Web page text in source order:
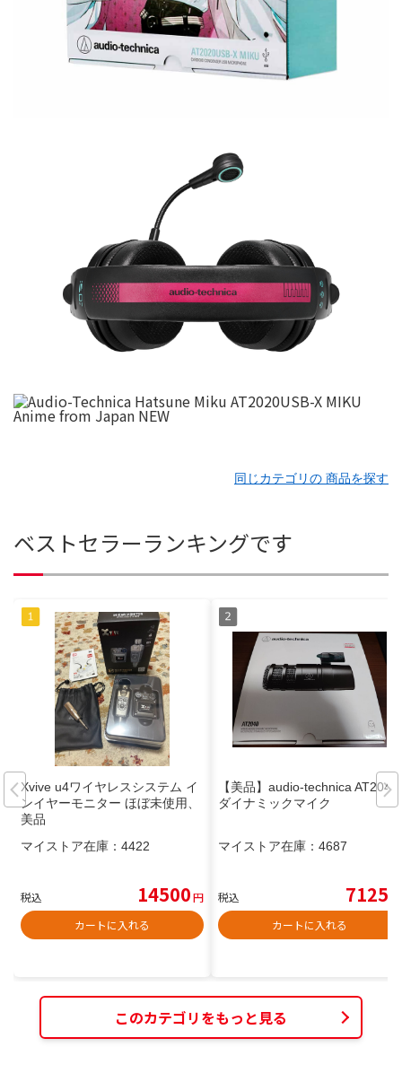
同じカテゴリの 商品を探す
ベストセラーランキングです
Xvive u4ワイヤレスシステム イ
ンイヤーモニター ほぼ未使用、
美品
マイストア在庫： 4422
税込 14500円
カートに入れる
【美品】audio-technica AT2040
ダイナミックマイク
マイストア在庫： 4687
税込 7125
カートに入れる
このカテゴリをもっと見る